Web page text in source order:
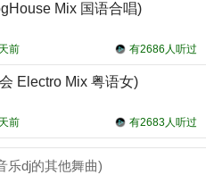
Mix 国语合唱)
有2686人听过
前
Electro Mix 粤语女)
有2683人听过
前
乐dj的其他舞曲)